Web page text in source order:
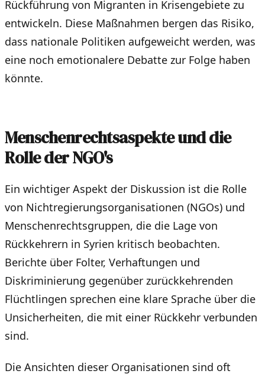
Rückführung von Migranten in Krisengebiete zu
entwickeln. Diese Maßnahmen bergen das Risiko,
dass nationale Politiken aufgeweicht werden, was
eine noch emotionalere Debatte zur Folge haben
könnte.
Menschenrechtsaspekte und die
Rolle der NGO's
Ein wichtiger Aspekt der Diskussion ist die Rolle
von Nichtregierungsorganisationen (NGOs) und
Menschenrechtsgruppen, die die Lage von
Rückkehrern in Syrien kritisch beobachten.
Berichte über Folter, Verhaftungen und
Diskriminierung gegenüber zurückkehrenden
Flüchtlingen sprechen eine klare Sprache über die
Unsicherheiten, die mit einer Rückkehr verbunden
sind.
Die Ansichten dieser Organisationen sind oft